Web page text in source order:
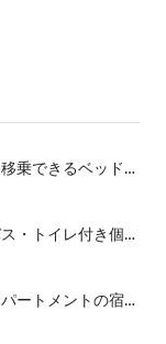
車椅子から移乗できるベッドがある宿泊施設
泊まれるバス・トイレ付き個室
サービスアパートメントの宿泊施設